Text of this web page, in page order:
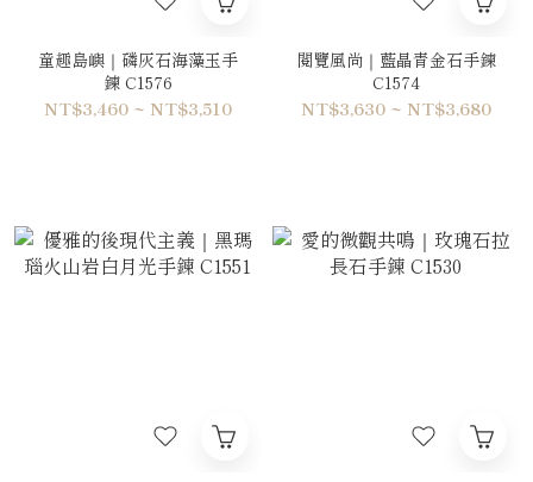
童趣島嶼｜磷灰石海藻玉手
鍊 C1576
NT$3,460 ~ NT$3,510
閱覽風尚｜藍晶青金石手鍊
C1574
NT$3,630 ~ NT$3,680